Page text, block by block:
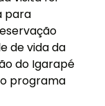
para
de vida da
do Igarapé
programa